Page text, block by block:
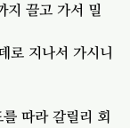
지 끌고 가서 밀
로 지나서 가시니
따라 갈릴리 회